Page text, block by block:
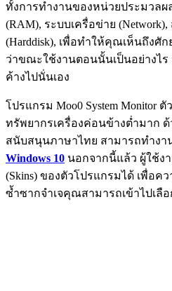
ทั้งการทำงานของหน่วยประมวลผ
(RAM), ระบบเครื่อข่าย
(Harddisk), เพื่อทำให้คุณเห็นถึงศั
ว่าขณะใช้งานตอนนั้นเป็นอย่างไ
ค้างไปนั่นเอง
โปรแกรม Moo0 System Monitor
ทรัพยากรเครื่องค่อนข้างต่ำมาก
สนับสนุนภาษาไทย สามารถทำงา
Windows 10 นอกจากนี้แล้ว ผู้ใช้ง
(Skins) ของตัวโปรแกรมได้ เพื่อค
ซ้ำซากจำเจคุณสามารถเข้าไปเลือ